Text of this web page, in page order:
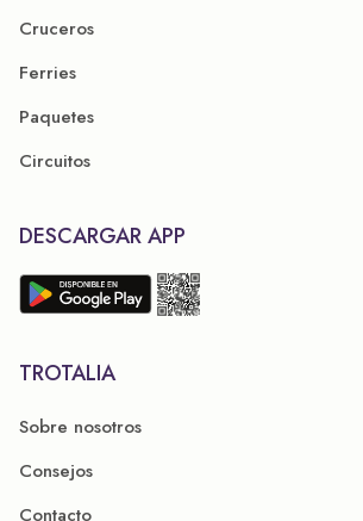
Cruceros
Ferries
Paquetes
Circuitos
DESCARGAR APP
TROTALIA
Sobre nosotros
Consejos
Contacto